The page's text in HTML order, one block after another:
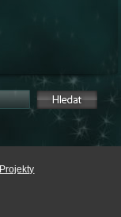
Projekty